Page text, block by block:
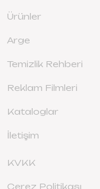
Ürünler
Arge
Temizlik Rehberi
Reklam Filmleri
Kataloglar
İletişim
KVKK
Çerez Politikası